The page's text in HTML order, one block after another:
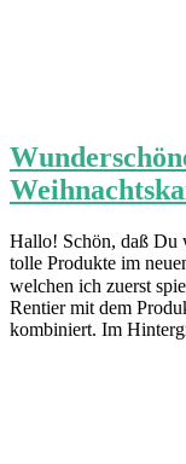
Hallo! Schön, daß Du
tolle Produkte im
welchen ich zuerst
Rentier mit dem
kombiniert. Im